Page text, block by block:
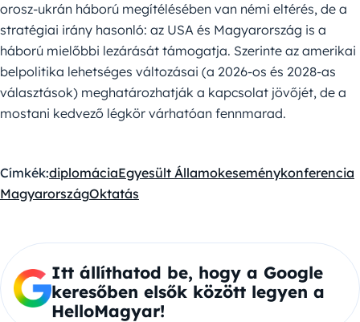
orosz-ukrán háború megítélésében van némi eltérés, de a
stratégiai irány hasonló: az USA és Magyarország is a
háború mielőbbi lezárását támogatja. Szerinte az amerikai
belpolitika lehetséges változásai (a 2026-os és 2028-as
választások) meghatározhatják a kapcsolat jövőjét, de a
mostani kedvező légkör várhatóan fennmarad.
Címkék:diplomáciaEgyesült Államokeseménykonferencia
MagyarországOktatás
Itt állíthatod be, hogy a Google
keresőben elsők között legyen a
HelloMagyar!